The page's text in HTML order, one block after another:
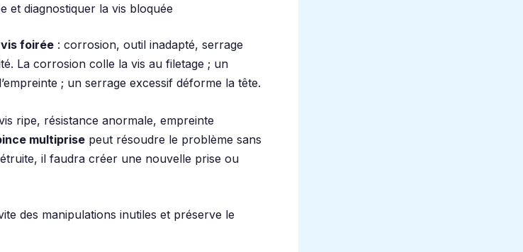
et diagnostiquer la vis bloquée
vis foirée : corrosion, outil inadapté, serrage
La corrosion colle la vis au filetage ; un
; un serrage excessif déforme la tête.
ripe, résistance anormale, empreinte
multiprise peut résoudre le problème sans
il faudra créer une nouvelle prise ou
des manipulations inutiles et préserve le